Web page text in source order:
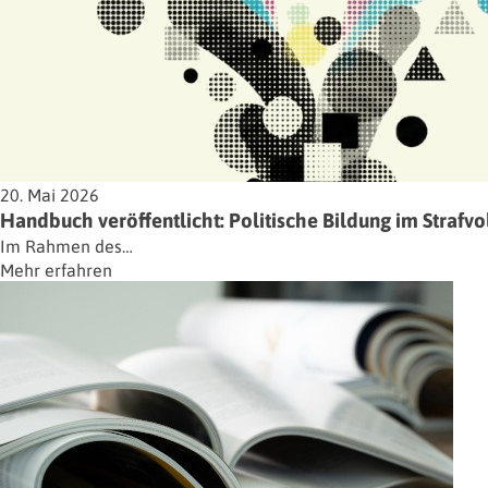
20. Mai 2026
Handbuch veröffentlicht: Politische Bildung im
Im Rahmen des…
Mehr erfahren